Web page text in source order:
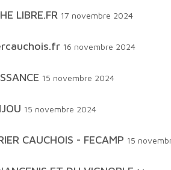
LIBRE.FR 17 novembre 2024
16 novembre 2024
15 novembre 2024
15 novembre 2024
CAUCHOIS - FECAMP 15